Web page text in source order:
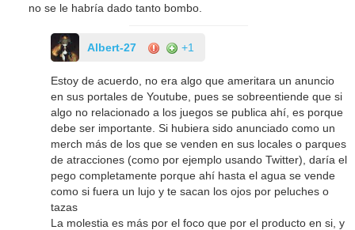
no se le habría dado tanto bombo.
Albert-27 +1
Estoy de acuerdo, no era algo que ameritara un anuncio
en sus portales de Youtube, pues se sobreentiende que si
algo no relacionado a los juegos se publica ahí, es porque
debe ser importante. Si hubiera sido anunciado como un
merch más de los que se venden en sus locales o parques
de atracciones (como por ejemplo usando Twitter), daría el
pego completamente porque ahí hasta el agua se vende
como si fuera un lujo y te sacan los ojos por peluches o
tazas
La molestia es más por el foco que por el producto en si, y